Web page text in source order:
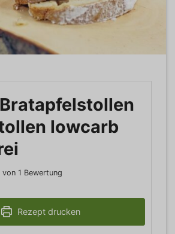
lowcarb
von 1 Bewertung
Rezept drucken